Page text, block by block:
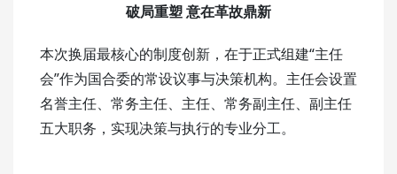
破局重塑 意在革故鼎新
本次换届最核心的制度创新，在于正式组建“主任
会”作为国合委的常设议事与决策机构。主任会设置
名誉主任、常务主任、主任、常务副主任、副主任
五大职务，实现决策与执行的专业分工。